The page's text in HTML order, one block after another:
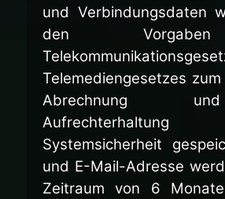
und Verbindungsdaten
den
Telemediengesetzes
Abrechnung
Systemsicherheit
und E-Mail-Adresse
Zeitraum von 6